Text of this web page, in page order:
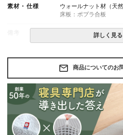
素材・仕様
ウォールナット材（天
床板：ポプラ合板
・この商品はシングル
サイズ」として販売し
・組立設置無料！
・この商品は組み立て
・ベッドフレームのみの
・配送日指定OK！
※北海道・沖縄・離島
が発生する場合がござ
る場合があります。
詳しく見る
商品についてのお